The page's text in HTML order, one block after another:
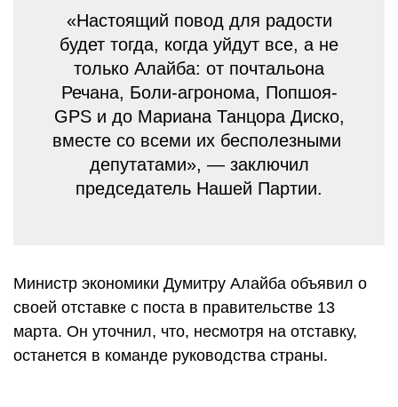
«Настоящий повод для радости
будет тогда, когда уйдут все, а не
только Алайба: от почтальона
Речана, Боли-агронома, Попшоя-
GPS и до Мариана Танцора Диско,
вместе со всеми их бесполезными
депутатами», — заключил
председатель Нашей Партии.
Министр экономики Думитру Алайба объявил о
своей отставке с поста в правительстве 13
марта. Он уточнил, что, несмотря на отставку,
останется в команде руководства страны.